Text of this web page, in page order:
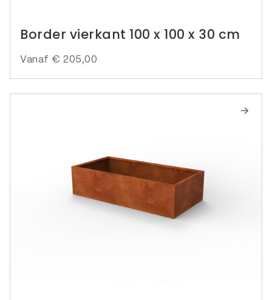
Border vierkant 100 x 100 x 30 cm
Vanaf € 205,00